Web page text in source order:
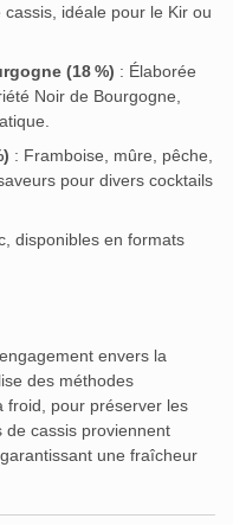
idéale pour le Kir ou
(18 %) : Élaborée
Noir de Bourgogne,
: Framboise, mûre, pêche,
pour divers cocktails
disponibles en formats
envers la
des méthodes
froid, pour préserver les
de cassis proviennent
une fraîcheur